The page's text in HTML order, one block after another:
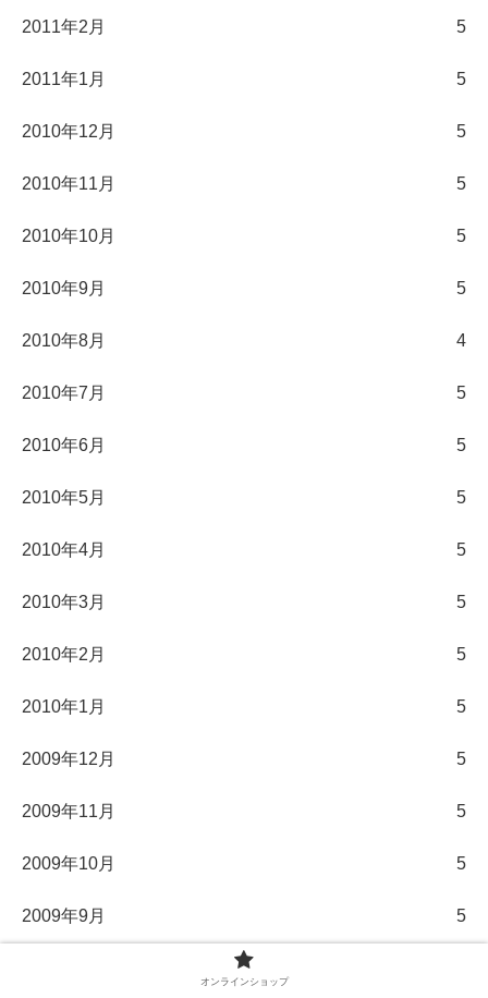
2011年2月 5
2011年1月 5
2010年12月 5
2010年11月 5
2010年10月 5
2010年9月 5
2010年8月 4
2010年7月 5
2010年6月 5
2010年5月 5
2010年4月 5
2010年3月 5
2010年2月 5
2010年1月 5
2009年12月 5
2009年11月 5
2009年10月 5
2009年9月 5
オンラインショップ